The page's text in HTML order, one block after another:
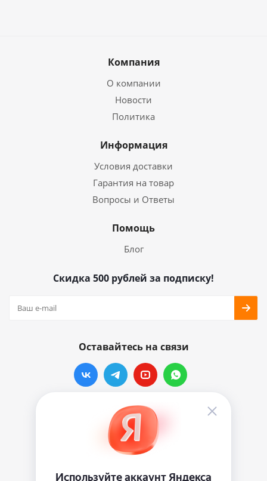
Компания
О компании
Новости
Политика
Информация
Условия доставки
Гарантия на товар
Вопросы и Ответы
Помощь
Блог
Скидка 500 рублей за подписку!
Оставайтесь на связи
Наши контакты
info@vinylmarkt.ru